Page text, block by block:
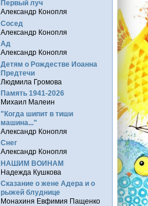
Первый луч
Александр Конопля
Сосед
Александр Конопля
Ад
Александр Конопля
Детям о Рождестве Иоанна
Предтечи
Людмила Громова
Память 1941-2026
Михаил Малеин
"Когда шипит в тиши
машина..."
Александр Конопля
Снег
Александр Конопля
НАШИМ ВОИНАМ
Надежда Кушкова
Сказание о жене Адера и о
рыжей блуднице
Монахиня Евфимия Пащенко